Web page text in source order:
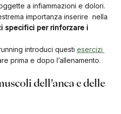
a infiammazioni e dolori.
importanza inserire nella
specifici per rinforzare i
introduci questi esercizi
prima e dopo l’allenamento.
dell’anca e delle